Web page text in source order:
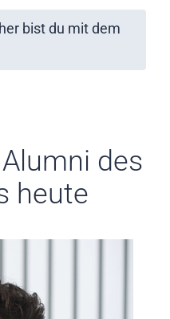
bist du mit dem
des
heute